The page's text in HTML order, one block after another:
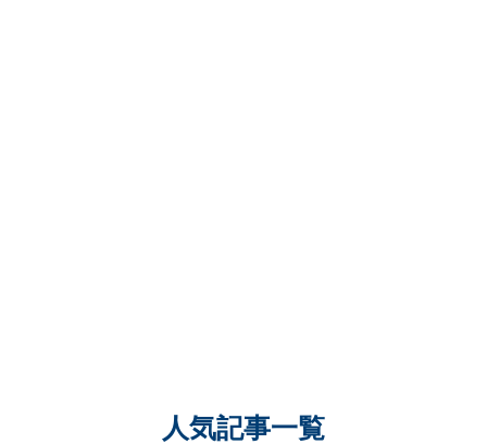
人気記事一覧